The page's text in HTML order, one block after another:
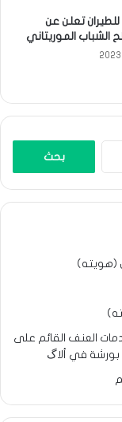
للطيران تعلن عن
الشباب الموريتاني
(هويته)
خدمات العنف القائم على
بورشة في ألاگ